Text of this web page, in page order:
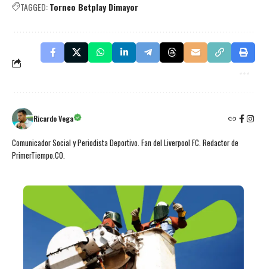
TAGGED:Torneo Betplay Dimayor
Ricardo Vega
Comunicador Social y Periodista Deportivo. Fan del Liverpool FC. Redactor de
PrimerTiempo.CO.